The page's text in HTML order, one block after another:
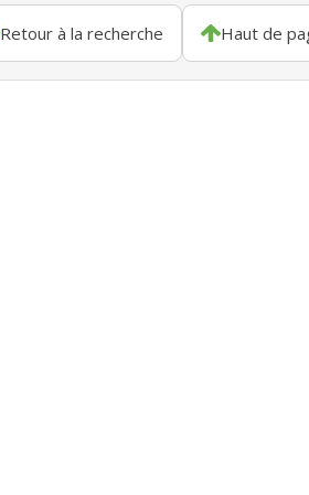
Retour à la recherche Haut de